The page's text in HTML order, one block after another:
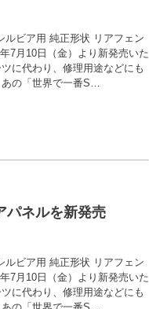
ルビア用 純正形状 リアフェン
7月10日（金）より新発売いた
に代わり、修理用途などにも
あの「世界で一番S…
パネルを新発売
ルビア用 純正形状 リアフェン
7月10日（金）より新発売いた
に代わり、修理用途などにも